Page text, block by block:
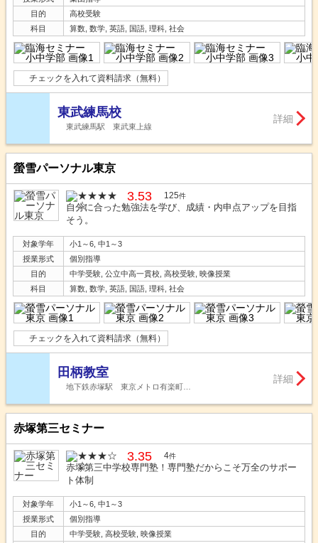
目的
高校受験
科目
算数, 数学, 英語, 国語, 理科, 社会
チェックを入れて資料請求（無料）
東武練馬校
東武練馬駅 東武東上線
詳細
螢雪パーソナル東京
3.53 125件
自分に合った勉強法を学び、成績・内申点アップを目指
そう。
対象学年
小1～6, 中1～3
授業形式
個別指導
目的
中学受験, 公立中高一貫校, 高校受験, 映像授業
科目
算数, 数学, 英語, 国語, 理科, 社会
チェックを入れて資料請求（無料）
田柄教室
地下鉄赤塚駅 東京メトロ有楽町…
詳細
赤塚第三セミナー
3.35 4件
赤塚第三中学校専門塾！専門塾だからこそ万全のサポー
ト体制
対象学年
小1～6, 中1～3
授業形式
個別指導
目的
中学受験, 高校受験, 映像授業